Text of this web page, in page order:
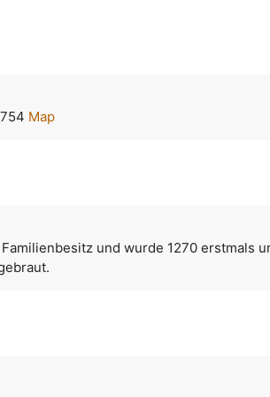
Map
und wurde 1270 erstmals